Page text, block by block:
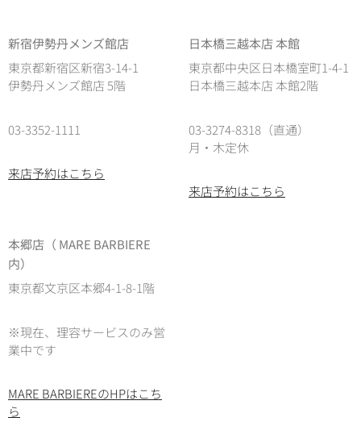
新宿伊勢丹メンズ館店
東京都新宿区新宿3-14-1
伊勢丹メンズ館店 5階
03-3352-1111
来店予約はこちら
日本橋三越本店 本館
東京都中央区日本橋室町1-4-1
日本橋三越本店 本館2階
03-3274-8318（直通）
月・木定休
来店予約はこちら
本郷店（ MARE BARBIERE
内）
東京都文京区本郷4-1-8-1階
※現在、理容サービスのみ営
業中です
MARE BARBIEREのHPはこち
ら